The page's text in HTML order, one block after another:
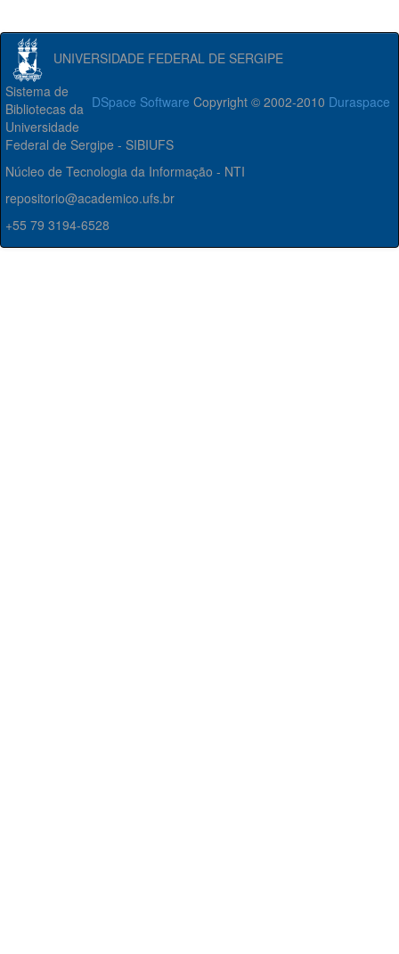
UNIVERSIDADE FEDERAL DE SERGIPE
DSpace Software Copyright © 2002-2010 Duraspace
Sistema de
Bibliotecas da
Universidade
Federal de Sergipe - SIBIUFS
Núcleo de Tecnologia da Informação - NTI
repositorio@academico.ufs.br
+55 79 3194-6528